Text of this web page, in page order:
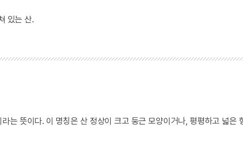
있는 산.
는 뜻이다. 이 명칭은 산 정상이 크고 둥근 모양이거나, 평평하고 넓은